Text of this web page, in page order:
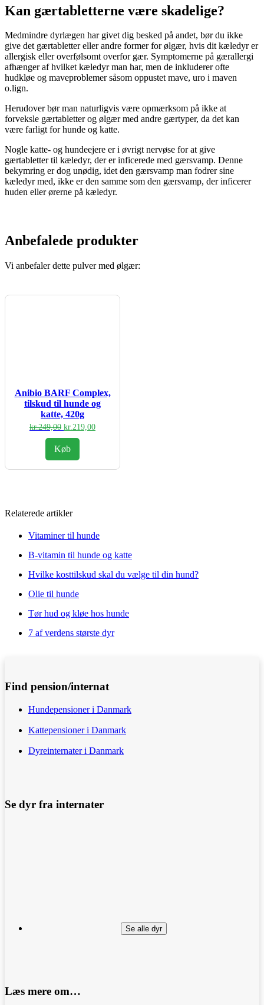
Kan gærtabletterne være skadelige?
Medmindre dyrlægen har givet dig besked på andet, bør du ikke
give det gærtabletter eller andre former for ølgær, hvis dit kæledyr er
allergisk eller overfølsomt overfor gær. Symptomerne på gærallergi
afhænger af hvilket kæledyr man har, men de inkluderer ofte
hudkløe og maveproblemer såsom oppustet mave, uro i maven
o.lign.
Herudover bør man naturligvis være opmærksom på ikke at
forveksle gærtabletter og ølgær med andre gærtyper, da det kan
være farligt for hunde og katte.
Nogle katte- og hundeejere er i øvrigt nervøse for at give
gærtabletter til kæledyr, der er inficerede med gærsvamp. Denne
bekymring er dog unødig, idet den gærsvamp man fodrer sine
kæledyr med, ikke er den samme som den gærsvamp, der inficerer
huden eller ørerne på kæledyr.
Anbefalede produkter
Vi anbefaler dette pulver med ølgær:
Anibio BARF Complex,
tilskud til hunde og
katte, 420g
kr.249,00 Den
pris
var:
kr. 219,00Den
Køb
Relaterede artikler
Vitaminer til hunde
B-vitamin til hunde og katte
Hvilke kosttilskud skal du vælge til din hund?
Olie til hunde
Tør hud og kløe hos hunde
7 af verdens største dyr
Find pension/internat
Hundepensioner i Danmark
Kattepensioner i Danmark
Dyreinternater i Danmark
Se dyr fra internater
Se alle dyr
Læs mere om…